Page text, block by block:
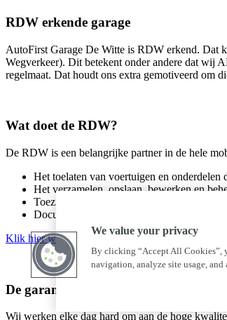
RDW erkende garage
AutoFirst Garage De Witte is RDW erkend. Dat
Wegverkeer). Dit betekent onder andere dat wij
regelmaat. Dat houdt ons extra gemotiveerd om
Wat doet de RDW?
De RDW is een belangrijke partner in de hele
Het toelaten van voertuigen en onderdelen
Het verzamelen, opslaan, bewerken en
Toezicht houden op RDW erkende
Documentenafgifte voor voertuigen en
Klik hier wanneer u meer wilt weten over de
De garantie van AutoFirst Garage De
Wij werken elke dag hard om aan de hoge
We value your privacy
By clicking “Accept All Cookies”,
navigation, analyze site usage, and